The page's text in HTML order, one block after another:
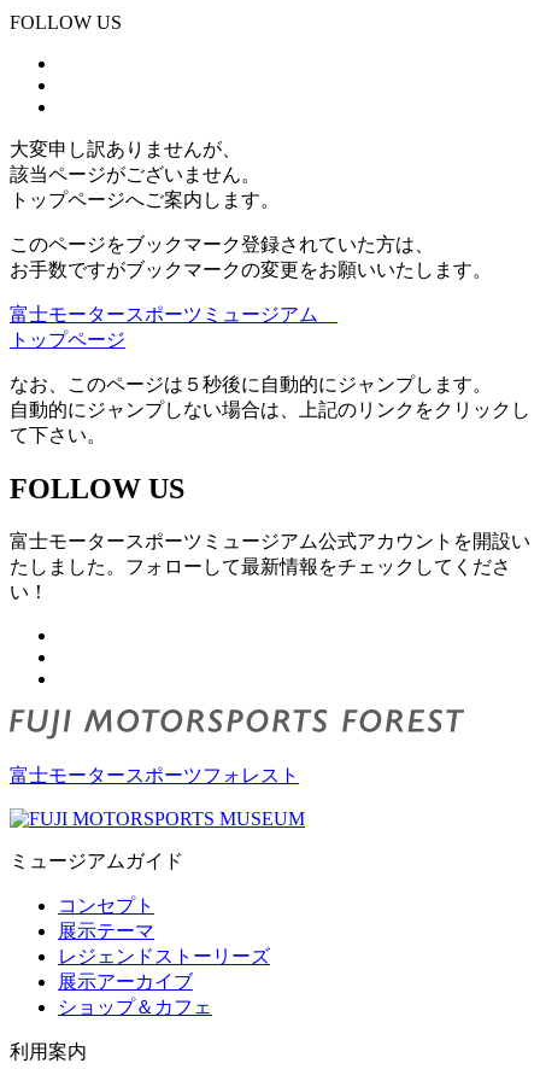
FOLLOW US
大変申し訳ありませんが、
該当ページがございません。
トップページへご案内します。
このページをブックマーク登録されていた方は、
お手数ですがブックマークの変更をお願いいたします。
富士モータースポーツミュージアム
トップページ
なお、このページは５秒後に自動的にジャンプします。
自動的にジャンプしない場合は、上記のリンクをクリックし
て下さい。
FOLLOW US
富士モータースポーツミュージアム公式アカウントを開設い
たしました。フォローして最新情報をチェックしてくださ
い！
富士モータースポーツフォレスト
ミュージアムガイド
コンセプト
展示テーマ
レジェンドストーリーズ
展示アーカイブ
ショップ＆カフェ
利用案内